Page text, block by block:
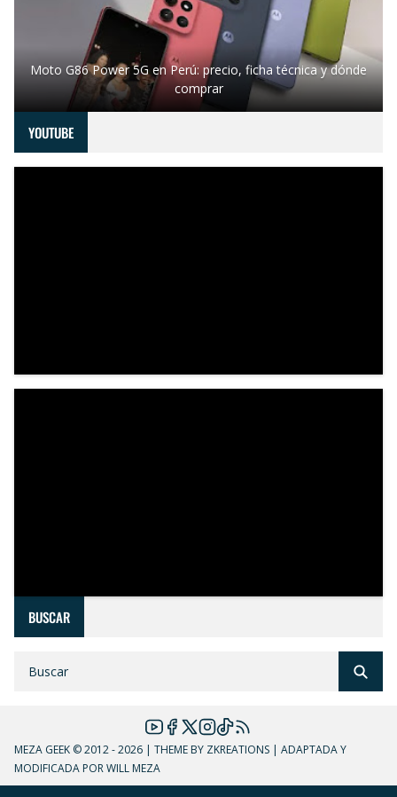
Moto G86 Power 5G en Perú: precio, ficha técnica y dónde
comprar
YOUTUBE
BUSCAR
MEZA GEEK © 2012 - 2026 | THEME BY ZKREATIONS | ADAPTADA Y
MODIFICADA POR WILL MEZA